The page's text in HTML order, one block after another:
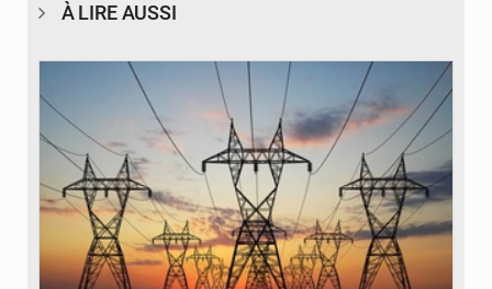
À LIRE AUSSI